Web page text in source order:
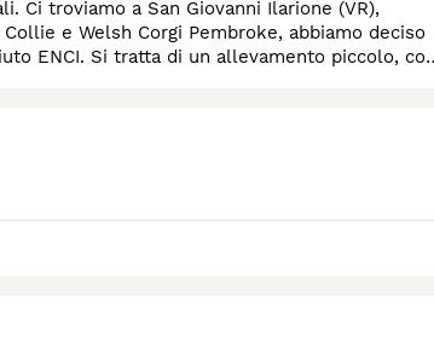
Ci troviamo a San Giovanni Ilarione (VR),
ENCI. Si tratta di un allevamento piccolo,